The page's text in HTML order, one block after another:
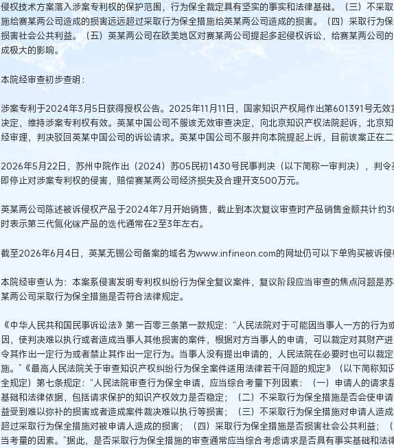
侵权技术方案落入涉案专利权的保护范围，行为保全裁定具有坚实的事实和法律基础。（三）不采
施给赛某两公司造成的损害远远超过采取行为保全措施给英某两公司造成的损害。（四）采取行为
损害社会公共利益。（五）英某两公司在欧美地区对赛某两公司提起多起侵权诉讼，给赛某两公司
成极大的影响。
本院经审查初步查明：
涉案专利于2024年3月5日获得授权公告。2025年11月11日，国家知识产权局作出第601391号无效
决定，维持涉案专利权有效。英某中国公司不服该无效审查决定，向北京知识产权法院起诉，北京
经审理，判决驳回英某中国公司的诉讼请求。英某中国公司不服并向本院提起上诉，目前该案正在二
2026年5月22日，苏州中院作出（2024）苏05民初1430号民事判决（以下简称一审判决），判令
即停止对涉案专利权的侵害，赔偿赛某两公司经济损失及合理开支500万元。
英某两公司陈述被诉侵权产品于2024年7月开始销售，截止到本次复议审查时产品销售金额共计约
时表示第三代氮化镓产品的迭代通常在2至3年左右。
截至2026年6月4日，英某无锡公司备案的域名为www.infineon.com的网址仍可以下单购买被诉侵
本院经审查认为：本案系侵害发明专利权纠纷行为保全复议案件，复议阶段应当审查的焦点问题是
某两公司采取行为保全措施是否符合法律规定。
《中华人民共和国民事诉讼法》第一百零三条第一款规定：“人民法院对于可能因当事人一方的行为
因，使判决难以执行或者造成当事人其他损害的案件，根据对方当事人的申请，可以裁定对其财产
令其作出一定行为或者禁止其作出一定行为。当事人没有提出申请的，人民法院在必要时也可以裁
施。”《最高人民法院关于审查知识产权纠纷行为保全案件适用法律若干问题的规定》（以下简称知
全规定）第七条规定：“人民法院审查行为保全申请，应当综合考量下列因素：（一）申请人的请求
基础和法律依据，包括请求保护的知识产权效力是否稳定；（二）不采取行为保全措施是否会使申
益受到难以弥补的损害或者造成案件裁决难以执行等损害；（三）不采取行为保全措施对申请人造
超过采取行为保全措施对被申请人造成的损害；（四）采取行为保全措施是否损害社会公共利益；
当考量的因素。”据此，是否采取行为保全措施的审查通常应当综合考虑请求是否具有事实基础和法